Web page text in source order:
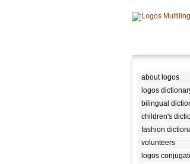
about logos
logos
bilingual
children's
fashion
volunteers
logos